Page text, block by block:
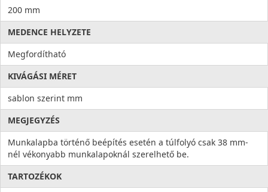
200 mm
MEDENCE HELYZETE
Megfordítható
KIVÁGÁSI MÉRET
sablon szerint mm
MEGJEGYZÉS
Munkalapba történő beépítés esetén a túlfolyó csak 38 mm-
nél vékonyabb munkalapoknál szerelhető be.
TARTOZÉKOK